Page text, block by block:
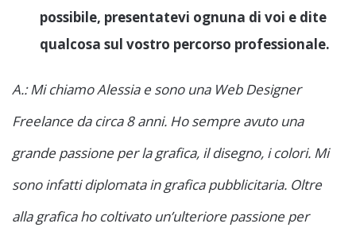
possibile, presentatevi ognuna di voi e dite
qualcosa sul vostro percorso professionale.
A.: Mi chiamo Alessia e sono una Web Designer
Freelance da circa 8 anni. Ho sempre avuto una
grande passione per la grafica, il disegno, i colori. Mi
sono infatti diplomata in grafica pubblicitaria. Oltre
alla grafica ho coltivato un’ulteriore passione per